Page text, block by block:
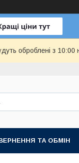
оброблені з 10:00
ТА ОБМІН